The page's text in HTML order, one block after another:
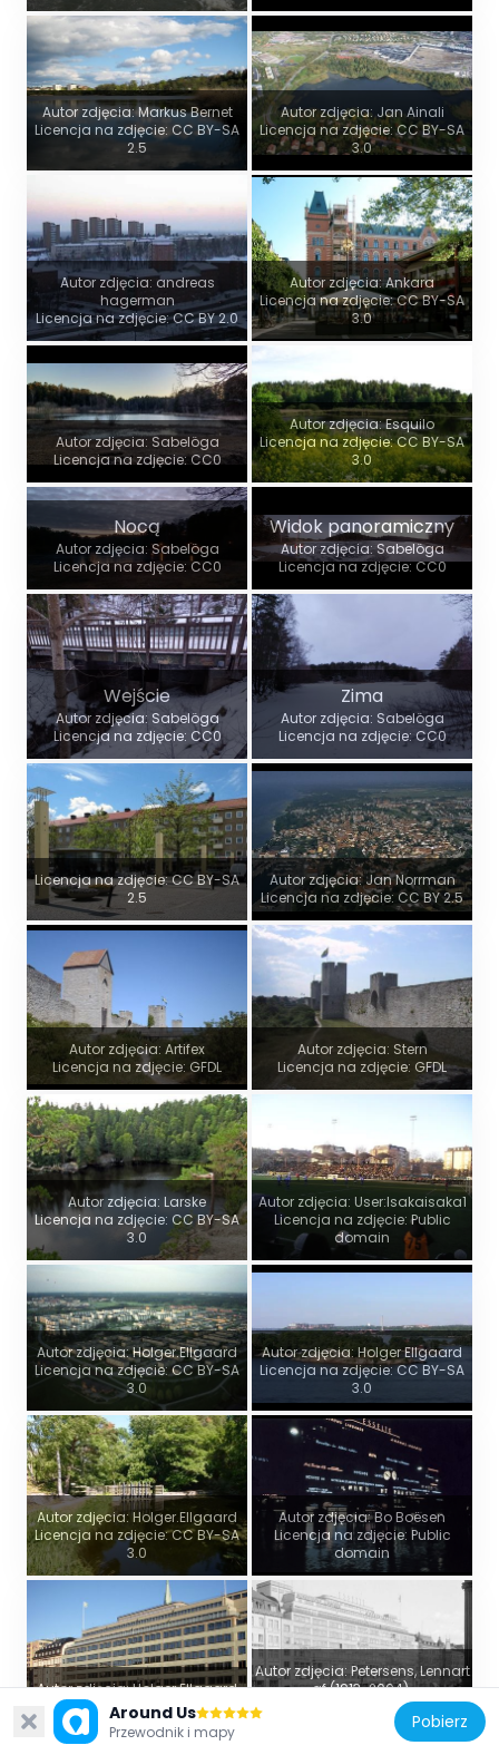
Autor zdjęcia: Markus Bernet
Licencja na zdjęcie: CC BY-SA
2.5
Autor zdjęcia: Jan Ainali
Licencja na zdjęcie: CC BY-SA
3.0
Autor zdjęcia: andreas
hagerman
Licencja na zdjęcie: CC BY 2.0
Autor zdjęcia: Ankara
Licencja na zdjęcie: CC BY-SA
3.0
Autor zdjęcia: Sabelöga
Licencja na zdjęcie: CC0
Autor zdjęcia: Esquilo
Licencja na zdjęcie: CC BY-SA
3.0
Nocą
Autor zdjęcia: Sabelöga
Licencja na zdjęcie: CC0
Widok panoramiczny
Autor zdjęcia: Sabelöga
Licencja na zdjęcie: CC0
Wejście
Autor zdjęcia: Sabelöga
Licencja na zdjęcie: CC0
Zima
Autor zdjęcia: Sabelöga
Licencja na zdjęcie: CC0
Licencja na zdjęcie: CC BY-SA
2.5
Autor zdjęcia: Jan Norrman
Licencja na zdjęcie: CC BY 2.5
Autor zdjęcia: Artifex
Licencja na zdjęcie: GFDL
Autor zdjęcia: Stern
Licencja na zdjęcie: GFDL
Autor zdjęcia: Larske
Licencja na zdjęcie: CC BY-SA
3.0
Autor zdjęcia: User:Isakaisaka1
Licencja na zdjęcie: Public
domain
Autor zdjęcia: Holger.Ellgaard
Licencja na zdjęcie: CC BY-SA
3.0
Autor zdjęcia: Holger Ellgaard
Licencja na zdjęcie: CC BY-SA
3.0
Autor zdjęcia: Holger.Ellgaard
Licencja na zdjęcie: CC BY-SA
3.0
Autor zdjęcia: Bo Boësen
Licencja na zdjęcie: Public
domain
Autor zdjęcia: Holger.Ellgaard
Licencja na zdjęcie: CC BY-SA
3.0
Autor zdjęcia: Petersens, Lennart
af (1913-2004).
Licencja na zdjęcie: Public
Around Us
Przewodnik i mapy Pobierz